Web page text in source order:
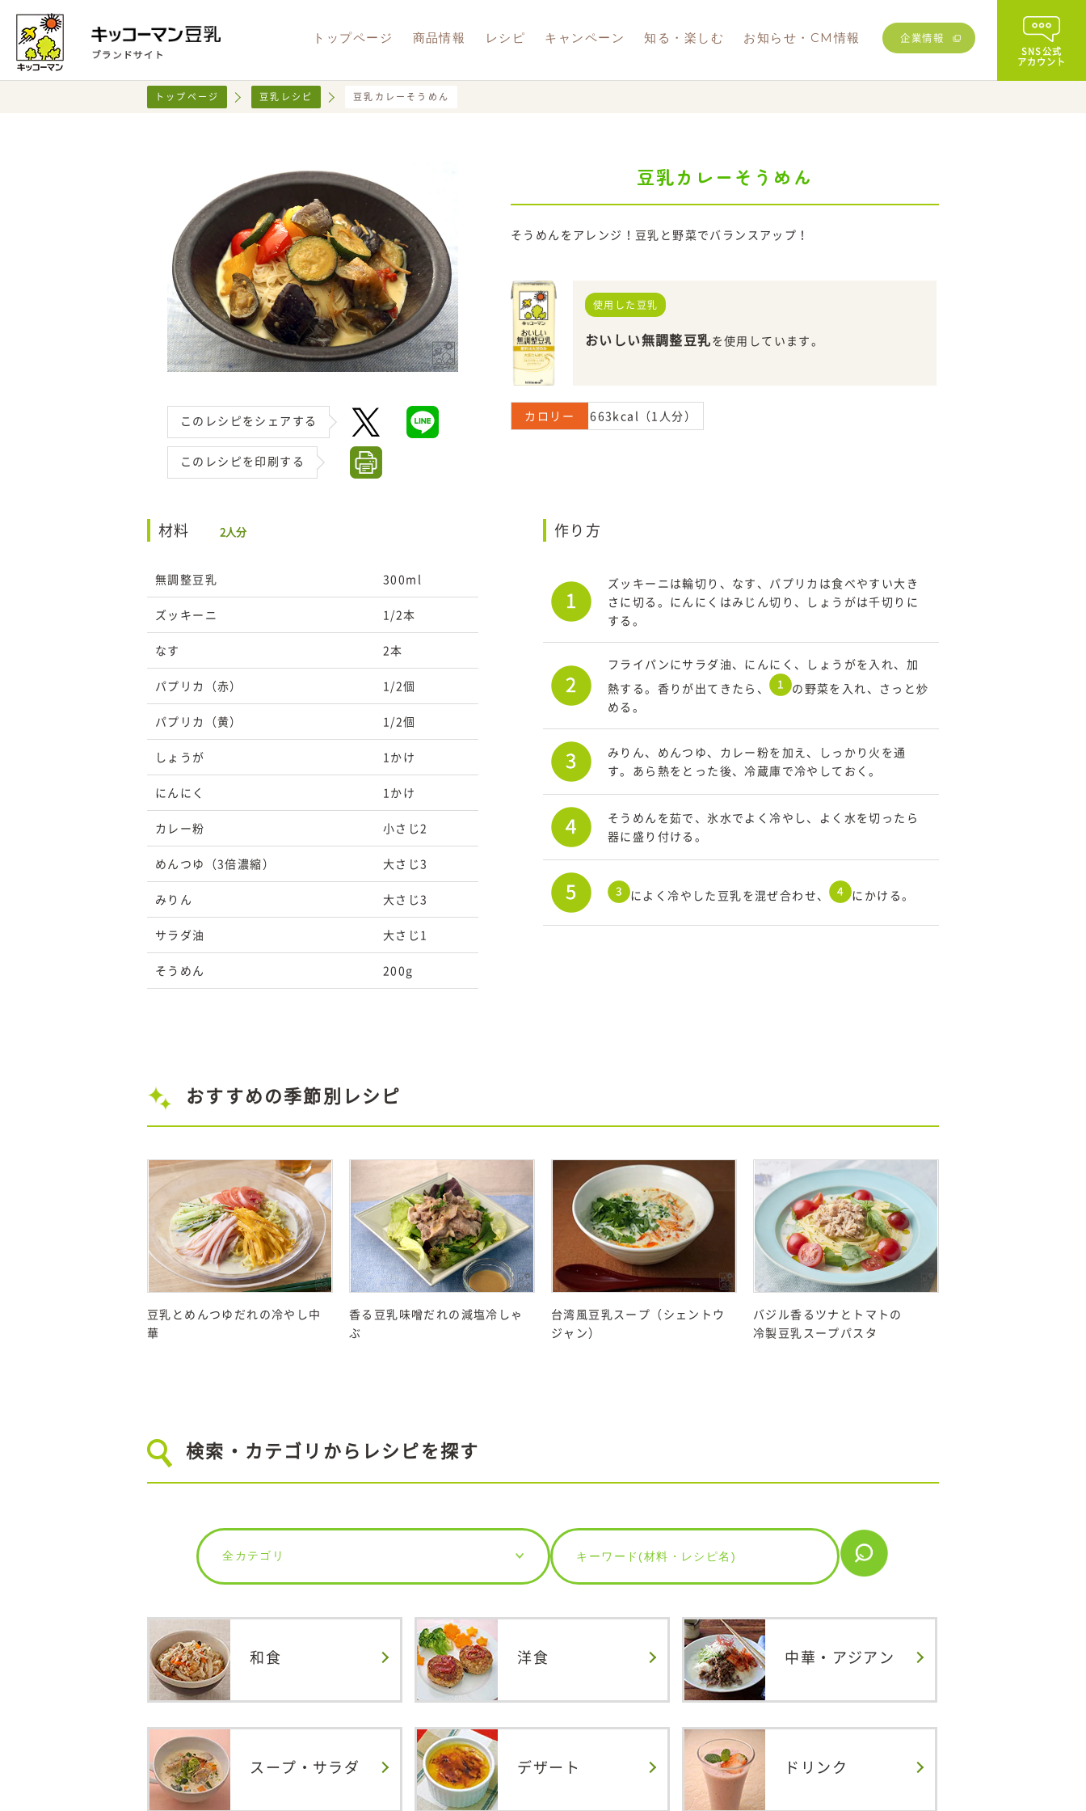
トップページ 商品情報
NEW 豆乳（無調整） 豆乳おからパウダー その他
レシピ
レシピ検索 おうちで夏豆乳
キャンペーン
キャンペーン情報
知る・楽しむ
健康・安心 サステナブル
お知らせ・CM情報
お知らせ CM情報
企業情報
SNS公式
アカウント
X Instagram
トップページ 豆乳レシピ 豆乳カレーそうめん
豆乳カレーそうめん
そうめんをアレンジ！豆乳と野菜でバランスアップ！
使用した豆乳
おいしい無調整豆乳を使用しています。
カロリー 663kcal（1人分）
このレシピをシェアする
このレシピを印刷する
材料 2人分
無調整豆乳 300ml
ズッキーニ 1/2本
なす 2本
パプリカ（赤） 1/2個
パプリカ（黄） 1/2個
しょうが 1かけ
にんにく 1かけ
カレー粉 小さじ2
めんつゆ（3倍濃縮） 大さじ3
みりん 大さじ3
サラダ油 大さじ1
そうめん 200g
作り方
ズッキーニは輪切り、なす、パプリカは食べやすい大き
さに切る。にんにくはみじん切り、しょうがは千切りに
する。
フライパンにサラダ油、にんにく、しょうがを入れ、加
熱する。香りが出てきたら、
の野菜を入れ、さっと炒
める。
みりん、めんつゆ、カレー粉を加え、しっかり火を通
す。あら熱をとった後、冷蔵庫で冷やしておく。
そうめんを茹で、氷水でよく冷やし、よく水を切ったら
器に盛り付ける。
によく冷やした豆乳を混ぜ合わせ、 にかける。
おすすめの季節別レシピ
豆乳とめんつゆだれの冷やし中
華
香る豆乳味噌だれの減塩冷しゃ
ぶ
台湾風豆乳スープ（シェントウ
ジャン）
バジル香るツナとトマトの
冷製豆乳スープパスタ
検索・カテゴリからレシピを探す
和食 洋食 中華・ アジアン
スープ・ サラダ デザート ドリンク